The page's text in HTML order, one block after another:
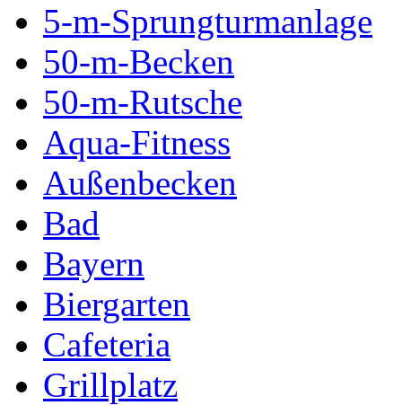
5-m-Sprungturmanlage
50-m-Becken
50-m-Rutsche
Aqua-Fitness
Außenbecken
Bad
Bayern
Biergarten
Cafeteria
Grillplatz